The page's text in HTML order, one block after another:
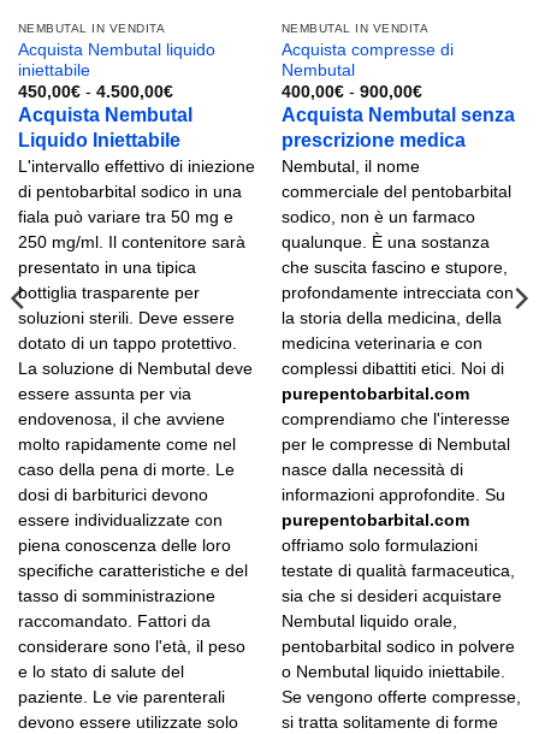
NEMBUTAL IN VENDITA
Acquista Nembutal liquido
iniettabile
450,00€ - 4.500,00€Fascia
di
prezzo:
da
a
4.500,00€
Acquista Nembutal
Liquido Iniettabile
L'intervallo effettivo di iniezione
di pentobarbital sodico in una
fiala può variare tra 50 mg e
250 mg/ml. Il contenitore sarà
presentato in una tipica
bottiglia trasparente per
soluzioni sterili. Deve essere
dotato di un tappo protettivo.
La soluzione di Nembutal deve
essere assunta per via
endovenosa, il che avviene
molto rapidamente come nel
caso della pena di morte. Le
dosi di barbiturici devono
essere individualizzate con
piena conoscenza delle loro
specifiche caratteristiche e del
tasso di somministrazione
raccomandato. Fattori da
considerare sono l'età, il peso
e lo stato di salute del
paziente. Le vie parenterali
devono essere utilizzate solo
NEMBUTAL IN VENDITA
Acquista compresse di
Nembutal
400,00€ - 900,00€Fascia
di
prezzo:
da
900,00€
Acquista Nembutal senza
prescrizione medica
Nembutal, il nome
commerciale del pentobarbital
sodico, non è un farmaco
qualunque. È una sostanza
che suscita fascino e stupore,
profondamente intrecciata con
la storia della medicina, della
medicina veterinaria e con
complessi dibattiti etici. Noi di
purepentobarbital.com
comprendiamo che l'interesse
per le compresse di Nembutal
nasce dalla necessità di
informazioni approfondite. Su
purepentobarbital.com
offriamo solo formulazioni
testate di qualità farmaceutica,
sia che si desideri acquistare
Nembutal liquido orale,
pentobarbital sodico in polvere
o Nembutal liquido iniettabile.
Se vengono offerte compresse,
si tratta solitamente di forme